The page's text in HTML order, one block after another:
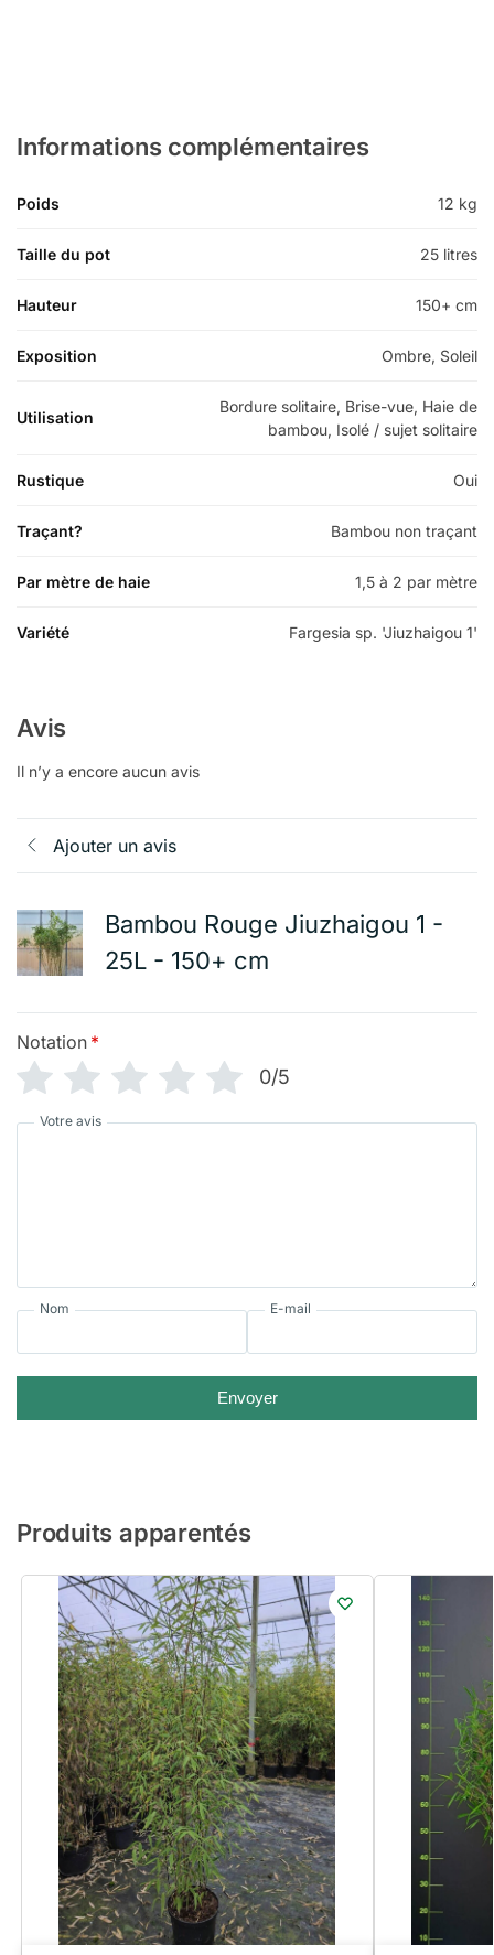
Informations complémentaires
Poids 12 kg
Taille du pot 25 litres
Hauteur 150+ cm
Exposition Ombre, Soleil
Utilisation
Bordure solitaire, Brise-vue, Haie de
bambou, Isolé / sujet solitaire
Rustique Oui
Traçant? Bambou non traçant
Par mètre de haie 1,5 à 2 par mètre
Variété Fargesia sp. 'Jiuzhaigou 1'
Avis
Il n’y a encore aucun avis
Ajouter un avis
Bambou Rouge Jiuzhaigou 1 -
25L - 150+ cm
Notation *
0/5
Votre avis
Nom E-mail
Envoyer
Produits apparentés